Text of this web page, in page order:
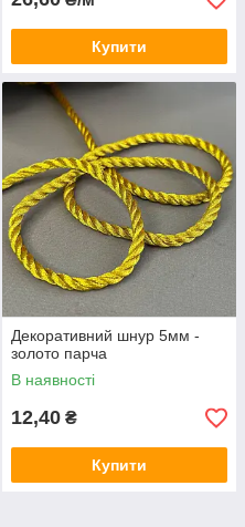
Купити
Декоративний шнур 5мм -
золото парча
В наявності
12,40 ₴
Купити